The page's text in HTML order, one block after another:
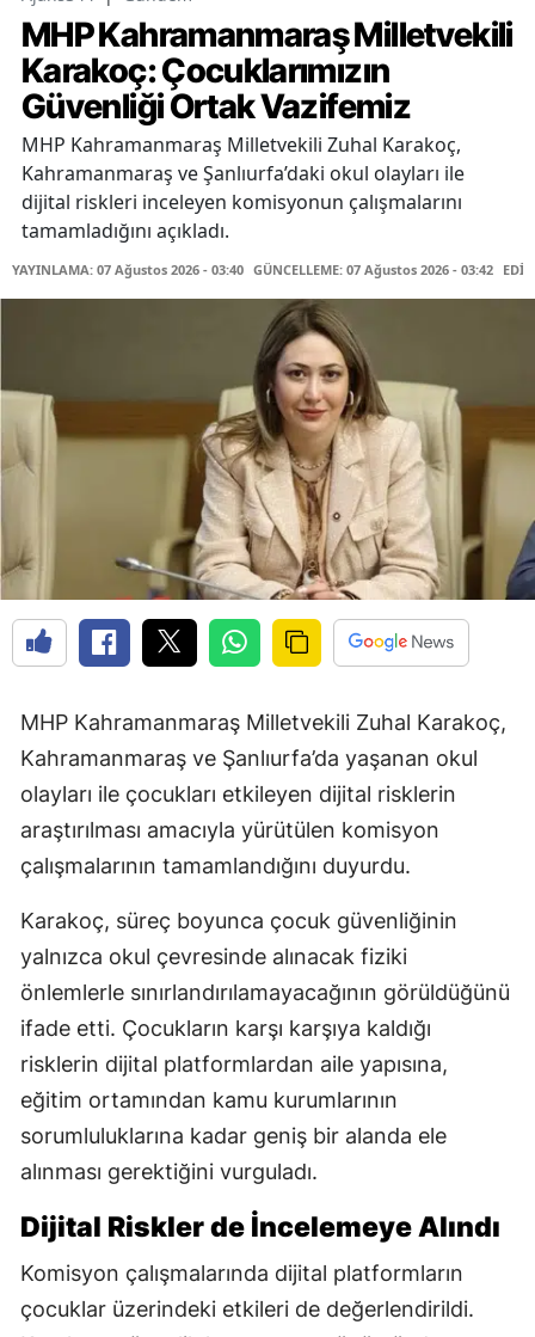
MHP Kahramanmaraş Milletvekili
Karakoç: Çocuklarımızın
Güvenliği Ortak Vazifemiz
MHP Kahramanmaraş Milletvekili Zuhal Karakoç,
Kahramanmaraş ve Şanlıurfa’daki okul olayları ile
dijital riskleri inceleyen komisyonun çalışmalarını
tamamladığını açıkladı.
YAYINLAMA: 07 Ağustos 2026 - 03:40 GÜNCELLEME: 07 Ağustos 2026 - 03:42
MHP Kahramanmaraş Milletvekili Zuhal Karakoç,
Kahramanmaraş ve Şanlıurfa’da yaşanan okul
olayları ile çocukları etkileyen dijital risklerin
araştırılması amacıyla yürütülen komisyon
çalışmalarının tamamlandığını duyurdu.
Karakoç, süreç boyunca çocuk güvenliğinin
yalnızca okul çevresinde alınacak fiziki
önlemlerle sınırlandırılamayacağının görüldüğünü
ifade etti. Çocukların karşı karşıya kaldığı
risklerin dijital platformlardan aile yapısına,
eğitim ortamından kamu kurumlarının
sorumluluklarına kadar geniş bir alanda ele
alınması gerektiğini vurguladı.
Dijital Riskler de İncelemeye Alındı
Komisyon çalışmalarında dijital platformların
çocuklar üzerindeki etkileri de değerlendirildi.